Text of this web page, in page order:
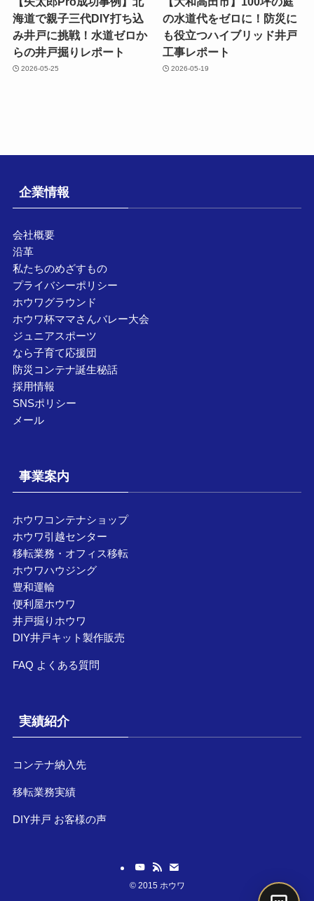
海道で親子三代DIY打ち込
み井戸に挑戦！水道ゼロか
らの井戸掘りレポート
2026-05-25
の水道代をゼロに！防災に
も役立つハイブリッド井戸
工事レポート
2026-05-19
企業情報
会社概要
沿革
私たちのめざすもの
プライバシーポリシー
ホウワグラウンド
ホウワ杯ママさんバレー大会
ジュニアスポーツ
なら子育て応援団
防災コンテナ誕生秘話
採用情報
SNSポリシー
メール
事業案内
ホウワコンテナショップ
ホウワ引越センター
移転業務・オフィス移転
ホウワハウジング
豊和運輸
便利屋ホウワ
井戸掘りホウワ
DIY井戸キット製作販売
FAQ よくある質問
実績紹介
コンテナ納入先
移転業務実績
DIY井戸 お客様の声
©2015 ホウワ